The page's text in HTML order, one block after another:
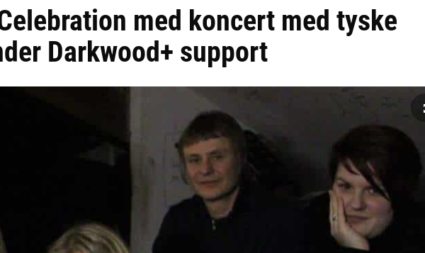
med koncert med tyske
Darkwood+ support